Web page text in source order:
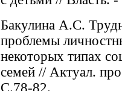
Бакулина А.С.
проблемы
некоторых типах
семей // Актуал.
С.78-82.